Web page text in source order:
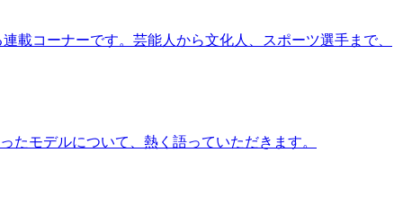
載コーナーです。芸能人から文化人、スポーツ選手まで、
モデルについて、熱く語っていただきます。